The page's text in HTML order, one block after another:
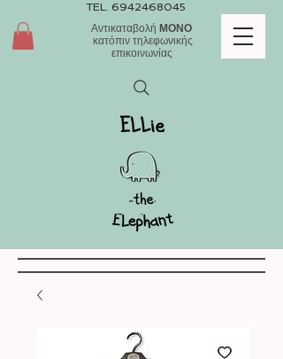
TEL. 6942468045
Αντικαταβολή ΜΟΝΟ
κατόπιν τηλεφωνικής
επικοινωνίας